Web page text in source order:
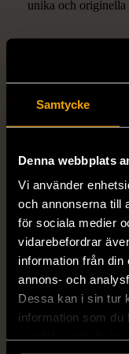
Samtycke
Denna webbplats
Vi använder
och annonserna till
för sociala medier
vidarebefordrar
information från din
annons- och
Dessa kan i sin tur
information som du
unika och
Hitta
STENSTRÖMS
Stenströms skjorta
L (50) Gott skick
259 kr